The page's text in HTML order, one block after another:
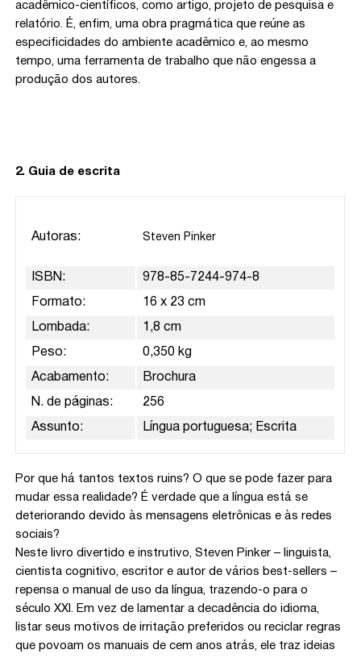
acadêmico-científicos, como artigo, projeto de pesquisa e
relatório. É, enfim, uma obra pragmática que reúne as
especificidades do ambiente acadêmico e, ao mesmo
tempo, uma ferramenta de trabalho que não engessa a
produção dos autores.
2. Guia de escrita
Autoras: Steven Pinker
ISBN: 978-85-7244-974-8
Formato: 16 x 23 cm
Lombada: 1,8 cm
Peso: 0,350 kg
Acabamento: Brochura
N. de páginas: 256
Assunto: Língua portuguesa; Escrita
Por que há tantos textos ruins? O que se pode fazer para
mudar essa realidade? É verdade que a língua está se
deteriorando devido às mensagens eletrônicas e às redes
sociais?
Neste livro divertido e instrutivo, Steven Pinker – linguista,
cientista cognitivo, escritor e autor de vários best-sellers –
repensa o manual de uso da língua, trazendo-o para o
século XXI. Em vez de lamentar a decadência do idioma,
listar seus motivos de irritação preferidos ou reciclar regras
que povoam os manuais de cem anos atrás, ele traz ideias